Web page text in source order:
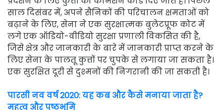
साल दिसंबर में, अपने सैनिकों की परिचालन क्षमताओं को
बढ़ाने के लिए, सेना ने एक सुरक्षात्मक बुलेटप्रूफ कोट में
लगे एक ऑडियो-वीडियो सुरक्षा प्रणाली विकसित की है,
जिसे क्षेत्र और जानकारी के बारे में जानकारी प्राप्त करने के
लिए सेना के पालतू कुत्तों पर चुपके से लगाया जा सकता है।
एक सुरक्षित दूरी से दुश्मनों की निगरानी की जा सकती है।
पारसी नव वर्ष 2020: यह कब और कैसे मनाया जाता है?
महत्व और पृष्ठभूमि